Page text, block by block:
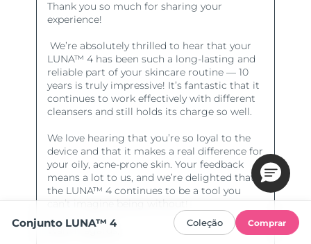
Conjunto LUNA™ 4 Coleção Comprar